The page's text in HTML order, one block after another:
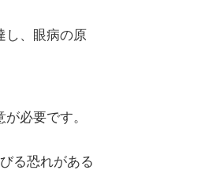
し、眼病の原
必要です。
る恐れがある